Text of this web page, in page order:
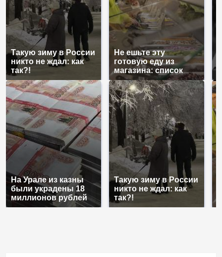
Такую зиму в России
никто не ждал: как
так?!
Не ешьте эту
готовую еду из
магазина: список
На Урале из казны
были украдены 18
миллионов рублей
Такую зиму в России
никто не ждал: как
так?!